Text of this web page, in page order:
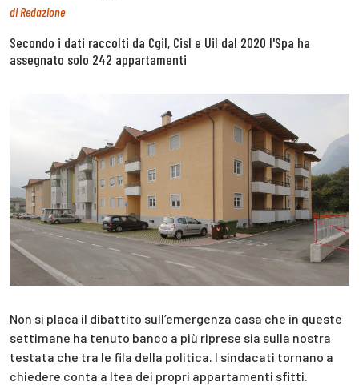
diRedazione
Secondo i dati raccolti da Cgil, Cisl e Uil dal 2020 l'Spa ha
assegnato solo 242 appartamenti
Non si placa il dibattito sull’emergenza casa che in queste
settimane ha tenuto banco a più riprese sia sulla nostra
testata che tra le fila della politica. I sindacati tornano a
chiedere conta a Itea dei propri appartamenti sfitti.